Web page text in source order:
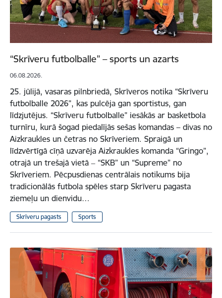
“Skrīveru futbolballe” – sports un azarts
06.08.2026.
25. jūlijā, vasaras pilnbriedā, Skrīveros notika “Skrīveru
futbolballe 2026”, kas pulcēja gan sportistus, gan
līdzjutējus. “Skrīveru futbolballe” iesākās ar basketbola
turnīru, kurā šogad piedalījās sešas komandas – divas no
Aizkraukles un četras no Skrīveriem. Spraigā un
līdzvērtīgā cīņā uzvarēja Aizkraukles komanda “Gringo”,
otrajā un trešajā vietā ‒ “SKB” un “Supreme” no
Skrīveriem. Pēcpusdienas centrālais notikums bija
tradicionālās futbola spēles starp Skrīveru pagasta
ziemeļu un dienvidu…
Skrīveru pagasts Sports